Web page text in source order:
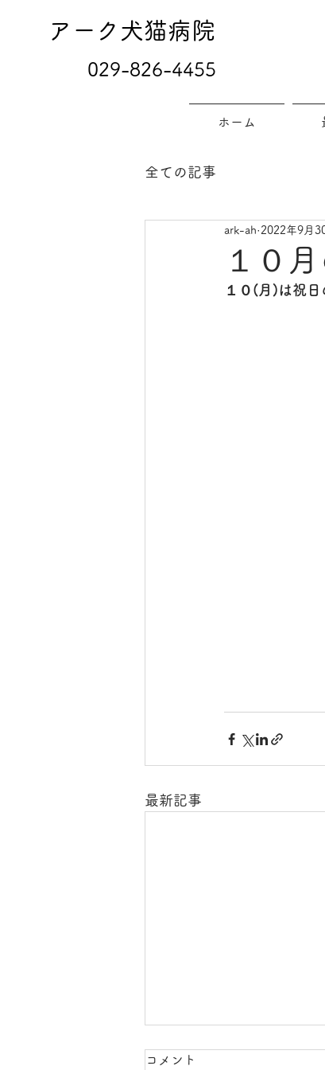
アーク犬猫病院
029-826-4455
ホーム
全ての記事
１０
ark-ah 2022年9月
１０(月)は祝日
最新記事
コメント